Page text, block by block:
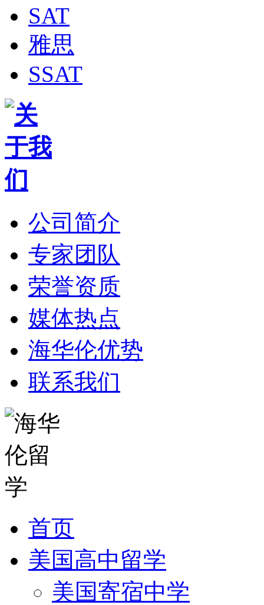
SAT
雅思
SSAT
公司简介
专家团队
荣誉资质
媒体热点
海华伦优势
联系我们
首页
美国高中留学
美国寄宿中学